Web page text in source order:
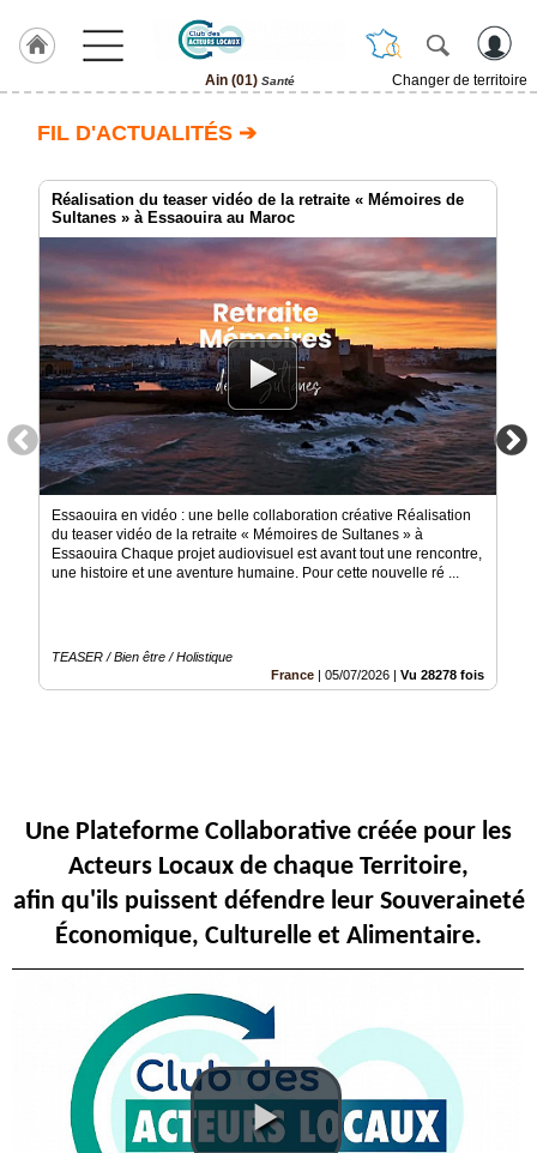
Ain (01) Santé
Changer de territoire
HULCOQ
ACCUEIL
Accueil
Pour
Pourquoi
Objectifs
Actualités
Rubriques
Devenir
partenaire
FIL D'ACTUALITÉS ➔
Réalisation du teaser vidéo de la retraite « Mémoires de
Sultanes » à Essaouira au Maroc
Essaouira en vidéo : une belle collaboration créative Réalisation
du teaser vidéo de la retraite « Mémoires de Sultanes » à
Essaouira Chaque projet audiovisuel est avant tout une rencontre,
une histoire et une aventure humaine. Pour cette nouvelle ré ...
TEASER / Bien être / Holistique
France
05/07/2026 Vu 28278 fois
Une Plateforme Collaborative créée pour les
Acteurs Locaux de chaque Territoire,
afin qu'ils puissent défendre leur Souveraineté
Économique, Culturelle et Alimentaire.